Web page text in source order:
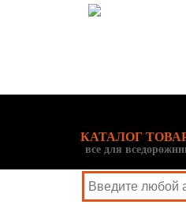
КАТАЛОГ
все для